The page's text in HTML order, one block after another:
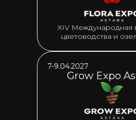
XIV Международная
цветоводства и
7-9.04.2027
Grow Expo